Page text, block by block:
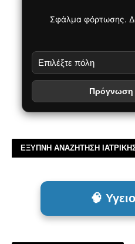
Σφάλμα φόρτωσης.
Πρόγνωση
ΕΞΥΠΝΗ ΑΝΑΖΗΤΗΣΗ
🧠